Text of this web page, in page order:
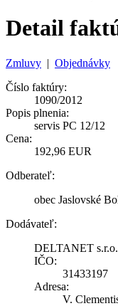
Detail
Zmluvy | Objednávky
Číslo faktúry:
1090/2012
Popis plnenia:
servis PC 12/12
Cena:
192,96 EUR
Odberateľ:
obec Jaslovské
Dodávateľ:
DELTANET s.r.o.
IČO:
31433197
Adresa:
V.